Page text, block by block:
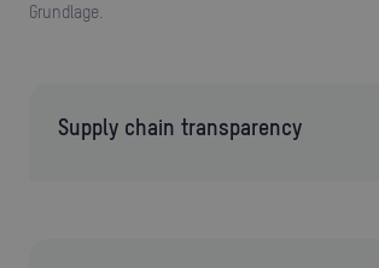
Grundlage.
Supply chain transparency